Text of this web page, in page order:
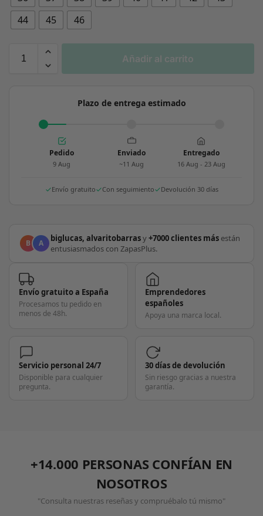
44
45 46
Añadir al carrito
Plazo de entrega estimado
Pedido
9 Aug
Enviado
~11 Aug
Entregado
16 Aug - 23 Aug
Envío gratuito Con seguimiento Devolución 30 días
B A biglucas, alvaritobarrasy+7000 clientes más están
entusiasmados con ZapasPlus.
Envío gratuito a España
Procesamos tu pedido en
menos de 48h.
Emprendedores
españoles
Apoya una marca local.
Servicio personal 24/7
Disponible para cualquier
pregunta.
30 días de devolución
Sin riesgo gracias a nuestra
garantía.
+14.000 PERSONAS CONFÍAN EN
NOSOTROS
"Consulta nuestras reseñas y compruébalo tú mismo"